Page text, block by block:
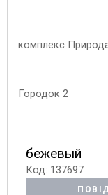
бежевый
Код: 137697